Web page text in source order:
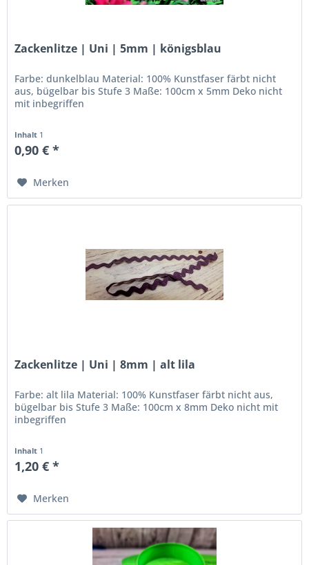
Zackenlitze | Uni | 5mm | königsblau
Farbe: dunkelblau Material: 100% Kunstfaser färbt nicht
aus, bügelbar bis Stufe 3 Maße: 100cm x 5mm Deko nicht
mit inbegriffen
Inhalt 1
0,90 € *
Merken
Zackenlitze | Uni | 8mm | alt lila
Farbe: alt lila Material: 100% Kunstfaser färbt nicht aus,
bügelbar bis Stufe 3 Maße: 100cm x 8mm Deko nicht mit
inbegriffen
Inhalt 1
1,20 € *
Merken